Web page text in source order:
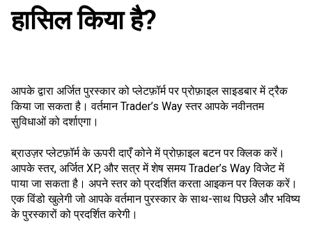
हासिल किया है?
आपके द्वारा अर्जित पुरस्कार को प्लेटफ़ॉर्म पर प्रोफ़ाइल साइडबार में ट्रैक
किया जा सकता है। वर्तमान Trader’s Way स्तर आपके नवीनतम
सुविधाओं को दर्शाएगा।
ब्राउज़र प्लेटफ़ॉर्म के ऊपरी दाएँ कोने में प्रोफ़ाइल बटन पर क्लिक करें।
आपके स्तर, अर्जित XP, और सत्र में शेष समय Trader’s Way विजेट में
पाया जा सकता है। अपने स्तर को प्रदर्शित करता आइकन पर क्लिक करें।
एक विंडो खुलेगी जो आपके वर्तमान पुरस्कार के साथ-साथ पिछले और भविष्य
के पुरस्कारों को प्रदर्शित करेगी।